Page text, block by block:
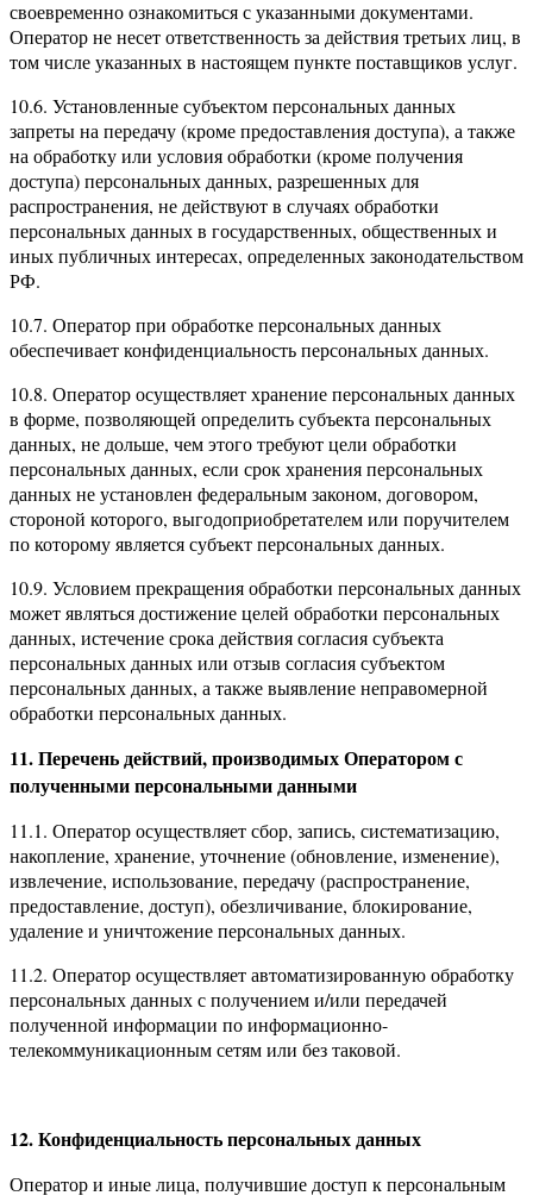
своевременно ознакомиться с указанными документами.
Оператор не несет ответственность за действия третьих лиц, в
том числе указанных в настоящем пункте поставщиков услуг.
10.6. Установленные субъектом персональных данных
запреты на передачу (кроме предоставления доступа), а также
на обработку или условия обработки (кроме получения
доступа) персональных данных, разрешенных для
распространения, не действуют в случаях обработки
персональных данных в государственных, общественных и
иных публичных интересах, определенных законодательством
РФ.
10.7. Оператор при обработке персональных данных
обеспечивает конфиденциальность персональных данных.
10.8. Оператор осуществляет хранение персональных данных
в форме, позволяющей определить субъекта персональных
данных, не дольше, чем этого требуют цели обработки
персональных данных, если срок хранения персональных
данных не установлен федеральным законом, договором,
стороной которого, выгодоприобретателем или поручителем
по которому является субъект персональных данных.
10.9. Условием прекращения обработки персональных данных
может являться достижение целей обработки персональных
данных, истечение срока действия согласия субъекта
персональных данных или отзыв согласия субъектом
персональных данных, а также выявление неправомерной
обработки персональных данных.
11. Перечень действий, производимых Оператором с
полученными персональными данными
11.1. Оператор осуществляет сбор, запись, систематизацию,
накопление, хранение, уточнение (обновление, изменение),
извлечение, использование, передачу (распространение,
предоставление, доступ), обезличивание, блокирование,
удаление и уничтожение персональных данных.
11.2. Оператор осуществляет автоматизированную обработку
персональных данных с получением и/или передачей
полученной информации по информационно-
телекоммуникационным сетям или без таковой.
12. Конфиденциальность персональных данных
Оператор и иные лица, получившие доступ к персональным